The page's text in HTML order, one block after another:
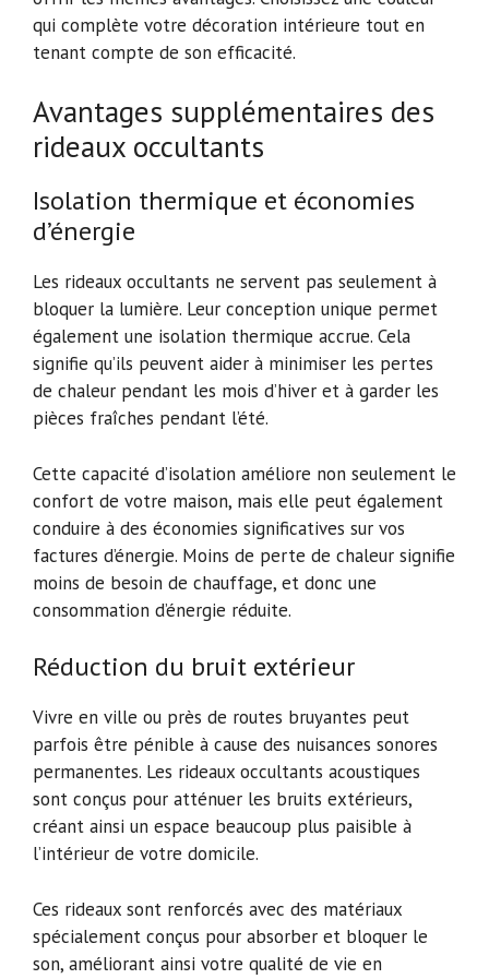
qui complète votre décoration intérieure tout en
tenant compte de son efficacité.
Avantages supplémentaires des
rideaux occultants
Isolation thermique et économies
d’énergie
Les rideaux occultants ne servent pas seulement à
bloquer la lumière. Leur conception unique permet
également une isolation thermique accrue. Cela
signifie qu’ils peuvent aider à minimiser les pertes
de chaleur pendant les mois d’hiver et à garder les
pièces fraîches pendant l’été.
Cette capacité d’isolation améliore non seulement le
confort de votre maison, mais elle peut également
conduire à des économies significatives sur vos
factures d’énergie. Moins de perte de chaleur signifie
moins de besoin de chauffage, et donc une
consommation d’énergie réduite.
Réduction du bruit extérieur
Vivre en ville ou près de routes bruyantes peut
parfois être pénible à cause des nuisances sonores
permanentes. Les rideaux occultants acoustiques
sont conçus pour atténuer les bruits extérieurs,
créant ainsi un espace beaucoup plus paisible à
l’intérieur de votre domicile.
Ces rideaux sont renforcés avec des matériaux
spécialement conçus pour absorber et bloquer le
son, améliorant ainsi votre qualité de vie en